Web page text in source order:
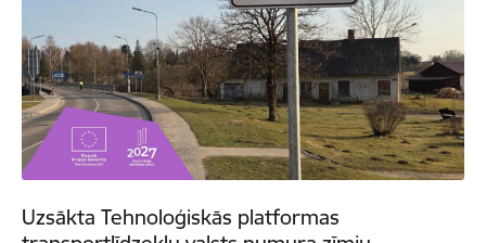
Uzsākta Tehnoloģiskās platformas